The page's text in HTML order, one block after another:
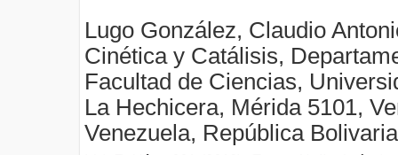
Lugo González, Claudio
Cinética y Catálisis,
Facultad de Ciencias,
La Hechicera, Mérida 5101,
Venezuela, República